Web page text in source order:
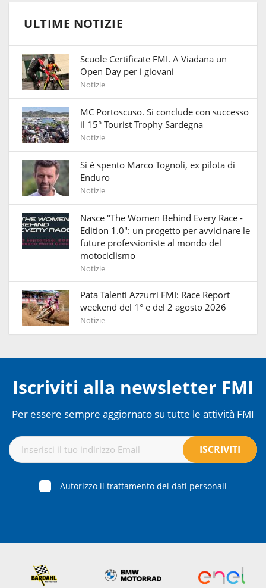
ULTIME NOTIZIE
Scuole Certificate FMI. A Viadana un
Open Day per i giovani
Notizie
MC Portoscuso. Si conclude con successo
il 15° Tourist Trophy Sardegna
Notizie
Si è spento Marco Tognoli, ex pilota di
Enduro
Notizie
Nasce "The Women Behind Every Race -
Edition 1.0": un progetto per avvicinare le
future professioniste al mondo del
motociclismo
Notizie
Pata Talenti Azzurri FMI: Race Report
weekend del 1° e del 2 agosto 2026
Notizie
Iscriviti alla newsletter FMI
Per essere sempre aggiornato su tutte le attività FMI
Autorizzo il trattamento dei dati personali